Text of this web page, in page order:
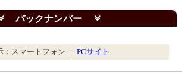
バックナンバー
：スマートフォン ｜ PCサイト